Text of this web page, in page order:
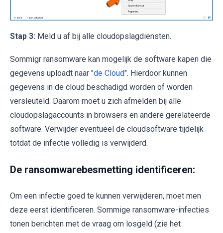
Stap 3: Meld u af bij alle cloudopslagdiensten.
Sommigr ransomware kan mogelijk de software kapen die
gegevens uploadt naar "de Cloud". Hierdoor kunnen
gegevens in de cloud beschadigd worden of worden
versleuteld. Daarom moet u zich afmelden bij alle
cloudopslagaccounts in browsers en andere gerelateerde
software. Verwijder eventueel de cloudsoftware tijdelijk
totdat de infectie volledig is verwijderd.
De ransomwarebesmetting identificeren:
Om een infectie goed te kunnen verwijderen, moet men
deze eerst identificeren. Sommige ransomware-infecties
tonen berichten met de vraag om losgeld (zie het